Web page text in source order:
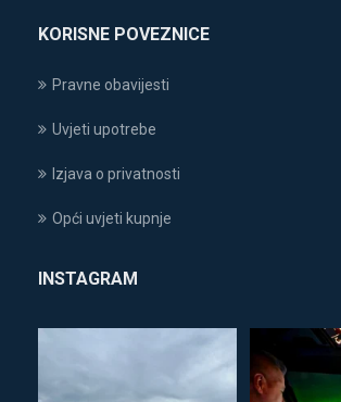
KORISNE POVEZNICE
Pravne obavijesti
Uvjeti upotrebe
Izjava o privatnosti
Opći uvjeti kupnje
INSTAGRAM